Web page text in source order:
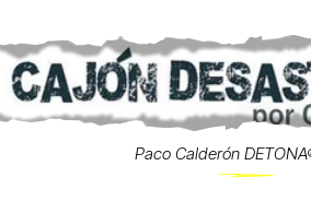
Paco Calderón